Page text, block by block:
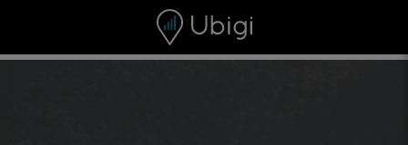
Barre de navigation